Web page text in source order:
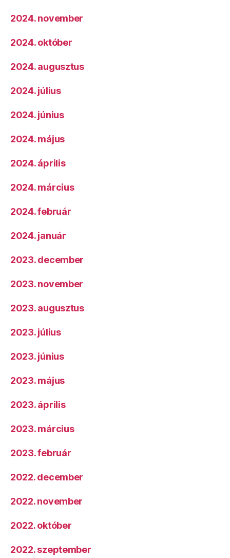
2024. november
2024. október
2024. augusztus
2024. július
2024. június
2024. május
2024. április
2024. március
2024. február
2024. január
2023. december
2023. november
2023. augusztus
2023. július
2023. június
2023. május
2023. április
2023. március
2023. február
2022. december
2022. november
2022. október
2022. szeptember